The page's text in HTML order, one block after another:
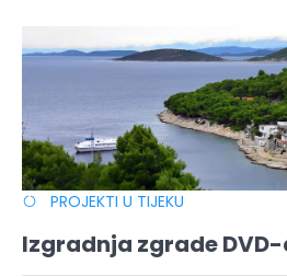
PROJEKTI U TIJEKU
Izgradnja zgrade